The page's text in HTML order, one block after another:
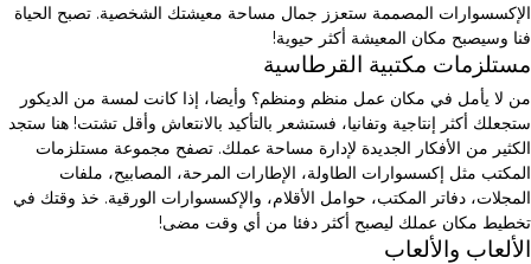
الإكسسوارات المصممة ستعزز جمال مساحة معيشتك الشخصية. تصبح الحياة
فنا وسيصبح مكان المعيشة أكثر حيوية!
مستلزمات مكتبية القرطاسية
من لا يأمل في مكان عمل منظم ومنظم؟ وأيضا، إذا كانت لمسة من الديكور
ستجعلك أكثر إنتاجية وتفانيا، فستشعر بالتأكيد بالانتعاش وأقل تشتت! هنا ستجد
الكثير من الأفكار الجديدة لإدارة مساحة عملك. تصفح مجموعة مستلزمات
المكتب مثل إكسسوارات الطاولة، الإطارات المرحة، المصابيح، ملفات
المجلات، دفاتر المكتب، حوامل الأقلام، والإكسسوارات الورقية. خذ وقتك في
تخطيط مكان عملك ليصبح أكثر دفئا من أي وقت مضى!
الألعاب والألعاب